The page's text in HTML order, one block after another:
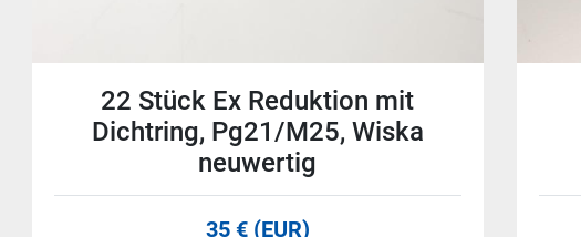
22 Stück Ex Reduktion mit
Dichtring, Pg21/M25, Wiska
neuwertig
35 € (EUR)